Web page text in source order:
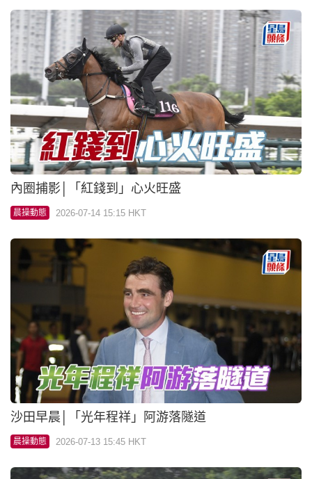
內圈捕影│「紅錢到」心火旺盛
晨操動態 2026-07-14 15:15 HKT
沙田早晨│「光年程祥」阿游落隧道
晨操動態 2026-07-13 15:45 HKT